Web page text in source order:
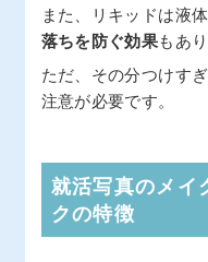
また、リキッドは液
落ちを防ぐ効果もあ
ただ、その分つけす
注意が必要です。
就活写真のメイ
クの特徴